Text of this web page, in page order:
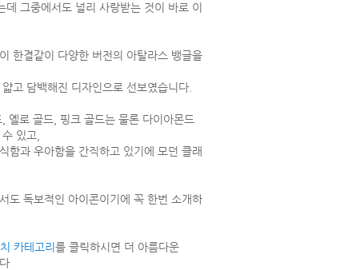
그중에서도 널리 사랑받는 것이 바로 이
한결같이 다양한 버전의 아탈라스 뱅글을
고 담백해진 디자인으로 선보였습니다.
옐로 골드, 핑크 골드는 물론 다이아몬드
있고,
함과 우아함을 간직하고 있기에 모던 클래
도 독보적인 아이콘이기에 꼭 한번 소개하
카테고리를 클릭하시면 더 아름다운